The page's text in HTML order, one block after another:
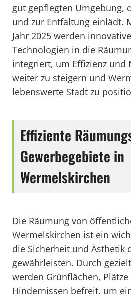
gut gepflegten Umgebung,
und zur Entfaltung einlädt.
Jahr 2025 werden
Technologien in die
integriert, um Effizienz und
weiter zu steigern und
lebenswerte Stadt zu
Effiziente
Gewerbegebiete in
Wermelskirchen
Die Räumung von
Wermelskirchen ist ein
die Sicherheit und Ästhetik
gewährleisten. Durch
werden Grünflächen,
Hindernissen befreit, um